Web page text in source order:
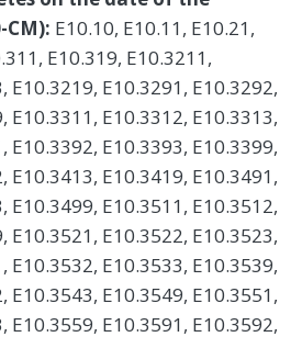
CM): E10.10, E10.11, E10.21,
E10.319, E10.3211,
E10.3219, E10.3291, E10.3292,
E10.3311, E10.3312, E10.3313,
E10.3392, E10.3393, E10.3399,
E10.3413, E10.3419, E10.3491,
E10.3499, E10.3511, E10.3512,
E10.3521, E10.3522, E10.3523,
E10.3532, E10.3533, E10.3539,
E10.3543, E10.3549, E10.3551,
E10.3559, E10.3591, E10.3592,